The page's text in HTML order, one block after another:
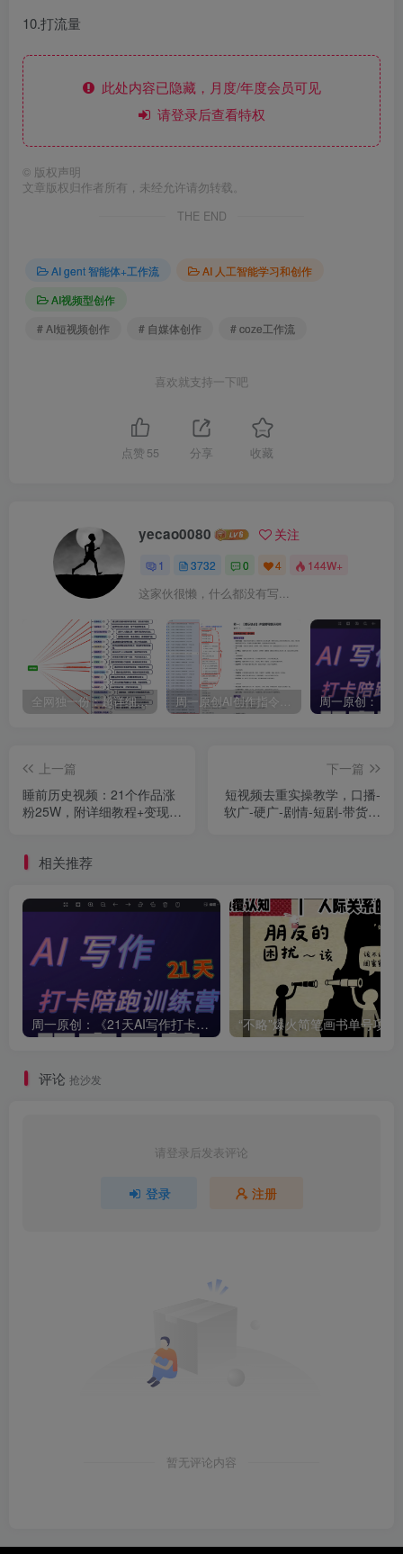
10.打流量
此处内容已隐藏，月度/年度会员可见
请登录后查看特权
© 版权声明
文章版权归作者所有，未经允许请勿转载。
THE END
AI gent 智能体+工作流
AI 人工智能学习和创作
AI视频型创作
# AI短视频创作
# 自媒体创作 # coze工作流
喜欢就支持一下吧
点赞 55 分享 收藏
yecao0080 关注
1 3732 0 4 144W+
这家伙很懒，什么都没有写...
全网独一份：超详细的40+个自媒体赛道领域解析手册，让你的内容创作不再局限！ 周一原创AI创作指令词：30+个领域赛道的创作提示词集合
上一篇
睡前历史视频：21个作品涨
粉25W，附详细教程+变现方
下一篇
短视频去重实操教学，口播-
软广-硬广-剧情-短剧-带货都
相关推荐
周一原创：《21天AI写作打卡陪跑训练营》全部内容讲解！（网站会员免费学习…）
评论 抢沙发
请登录后发表评论
登录 注册
暂无评论内容